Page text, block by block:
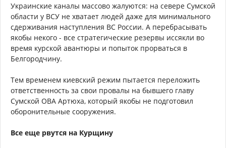
Украинские каналы массово жалуются: на севере Сумской
области у ВСУ не хватает людей даже для минимального
сдерживания наступления ВС России. А перебрасывать
якобы некого - все стратегические резервы иссякли во
время курской авантюры и попыток прорваться в
Белгородчину.
Тем временем киевский режим пытается переложить
ответственность за свои провалы на бывшего главу
Сумской ОВА Артюха, который якобы не подготовил
оборонительные сооружения.
Все еще рвутся на Курщину